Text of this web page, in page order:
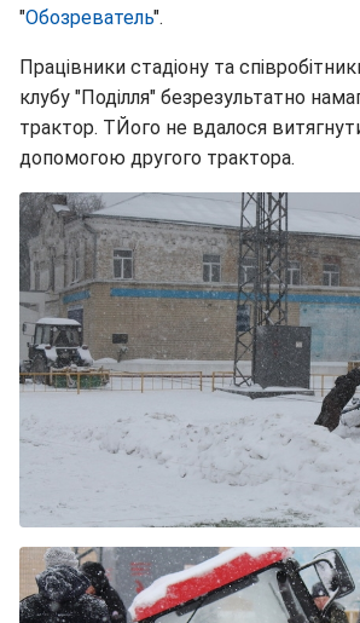
"Обозреватель".
Працівники стадіону та
клубу "Поділля" безрезультатно
трактор. ТЙого не вдалося
допомогою другого трактора.